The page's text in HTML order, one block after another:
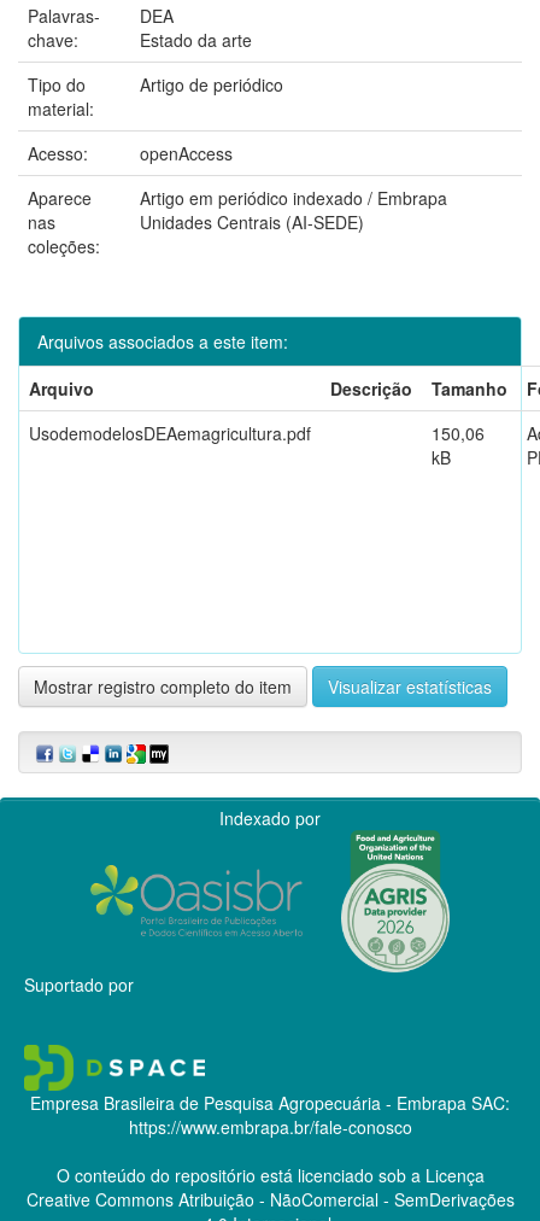
Palavras-
chave:
DEA
Estado da arte
Tipo do
material:
Artigo de periódico
Acesso:
openAccess
Aparece
nas
coleções:
Artigo em periódico indexado / Embrapa
Unidades Centrais (AI-SEDE)
Arquivos associados a este item:
Arquivo
Descrição Tamanho
UsodemodelosDEAemagricultura.pdf
150,06
kB
Mostrar registro completo do item Visualizar estatísticas
Indexado por
Suportado por
Empresa Brasileira de Pesquisa Agropecuária - Embrapa SAC:
https://www.embrapa.br/fale-conosco
O conteúdo do repositório está licenciado sob a Licença
Creative CommonsAtribuição - NãoComercial - SemDerivações